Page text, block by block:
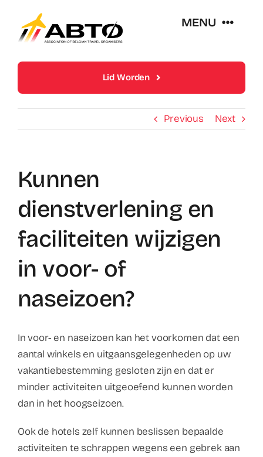
content
MENU
Over Abto
Op Reis Zonder Zorgen
Trends En Evoluties Van De Reissector
Contact
Faq
ABC Van De Toeristische Terminologie
Lid Worden
Previous Next
Kunnen
dienstverlening en
faciliteiten wijzigen
in voor- of
naseizoen?
In voor- en naseizoen kan het voorkomen dat een
aantal winkels en uitgaansgelegenheden op uw
vakantiebestemming gesloten zijn en dat er
minder activiteiten uitgeoefend kunnen worden
dan in het hoogseizoen.
Ook de hotels zelf kunnen beslissen bepaalde
activiteiten te schrappen wegens een gebrek aan